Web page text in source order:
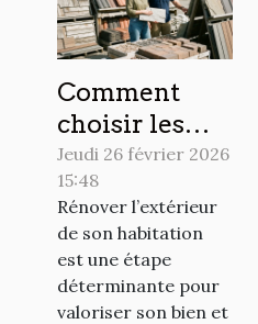
Comment
choisir les
meilleurs
matériaux
pour votre
rénovation
extérieure ?
Jeudi 26 février 2026
15:48
Rénover l’extérieur
de son habitation
est une étape
déterminante pour
valoriser son bien et